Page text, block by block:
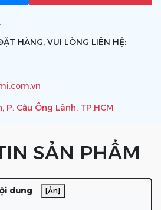
HÀNG, VUI LÒNG LIÊN HỆ:
P. Cầu Ông Lãnh, TP.HCM
SẢN PHẨM
dung [Ẩn]